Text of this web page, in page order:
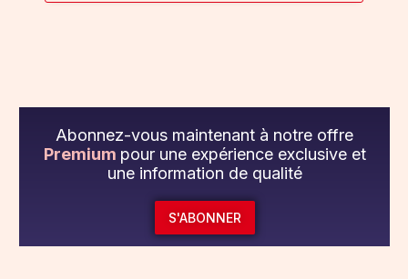
Abonnez-vous maintenant à notre offre
Premium pour une expérience exclusive et
une information de qualité
S'ABONNER